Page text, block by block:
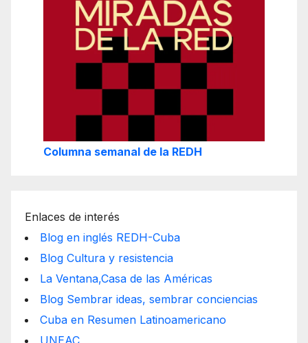
Columna semanal de la REDH
Enlaces de interés
Blog en inglés REDH-Cuba
Blog Cultura y resistencia
La Ventana,Casa de las Américas
Blog Sembrar ideas, sembrar conciencias
Cuba en Resumen Latinoamericano
UNEAC